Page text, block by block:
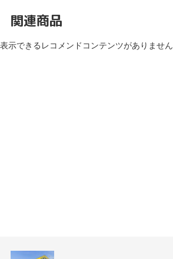
関連商品
表示できるレコメンドコンテンツがありません